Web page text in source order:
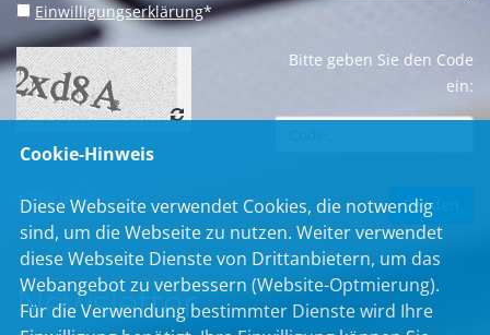
Einwilligungserklärung*
Bitte geben Sie den Code
ein:
* Pflichtfeld
Newsletter
Cookie-Hinweis
Diese Webseite verwendet Cookies, die notwendig
sind, um die Webseite zu nutzen. Weiter verwendet
diese Webseite Dienste von Drittanbietern, um das
Webangebot zu verbessern (Website-Optmierung).
Für die Verwendung bestimmter Dienste wird Ihre